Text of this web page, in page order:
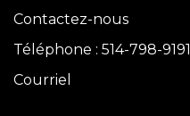
Contactez-nous
Téléphone : 514-798-9191
Courriel